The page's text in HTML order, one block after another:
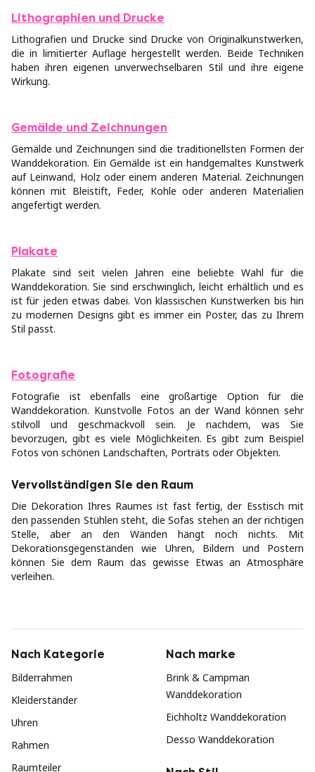
Lithographien und Drucke
Lithografien und Drucke sind Drucke von Originalkunstwerken,
die in limitierter Auflage hergestellt werden. Beide Techniken
haben ihren eigenen unverwechselbaren Stil und ihre eigene
Wirkung.
Gemälde und Zeichnungen
Gemälde und Zeichnungen sind die traditionellsten Formen der
Wanddekoration. Ein Gemälde ist ein handgemaltes Kunstwerk
auf Leinwand, Holz oder einem anderen Material. Zeichnungen
können mit Bleistift, Feder, Kohle oder anderen Materialien
angefertigt werden.
Plakate
Plakate sind seit vielen Jahren eine beliebte Wahl für die
Wanddekoration. Sie sind erschwinglich, leicht erhältlich und es
ist für jeden etwas dabei. Von klassischen Kunstwerken bis hin
zu modernen Designs gibt es immer ein Poster, das zu Ihrem
Stil passt.
Fotografie
Fotografie ist ebenfalls eine großartige Option für die
Wanddekoration. Kunstvolle Fotos an der Wand können sehr
stilvoll und geschmackvoll sein. Je nachdem, was Sie
bevorzugen, gibt es viele Möglichkeiten. Es gibt zum Beispiel
Fotos von schönen Landschaften, Porträts oder Objekten.
Vervollständigen Sie den Raum
Die Dekoration Ihres Raumes ist fast fertig, der Esstisch mit
den passenden Stühlen steht, die Sofas stehen an der richtigen
Stelle, aber an den Wänden hängt noch nichts. Mit
Dekorationsgegenständen wie Uhren, Bildern und Postern
können Sie dem Raum das gewisse Etwas an Atmosphäre
verleihen.
Nach Kategorie
Bilderrahmen
Kleiderständer
Uhren
Rahmen
Raumteiler
Nach marke
Brink & Campman
Wanddekoration
Eichholtz Wanddekoration
Desso Wanddekoration